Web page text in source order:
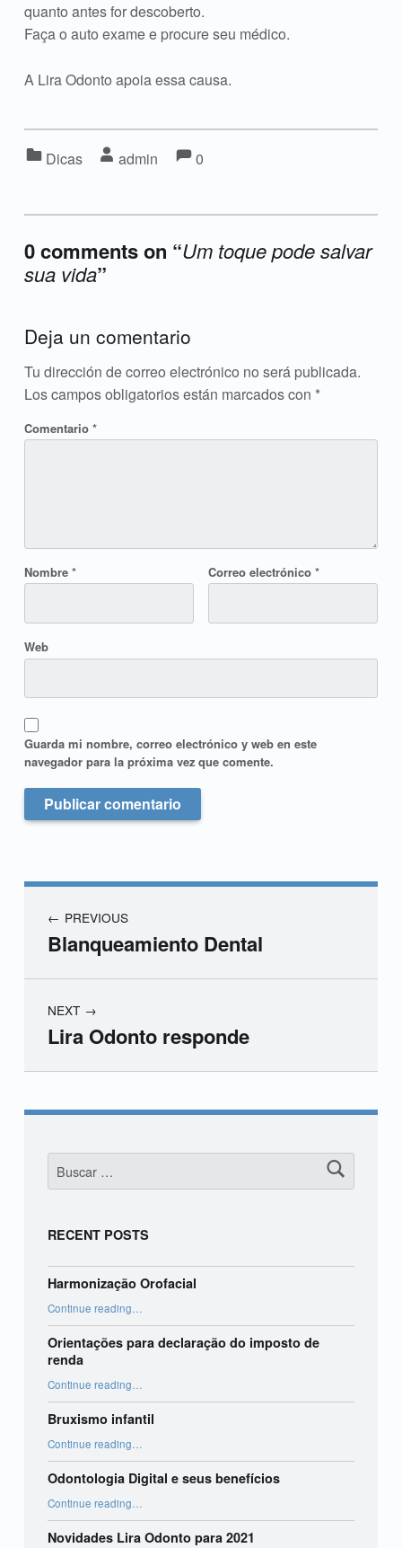
quanto antes for descoberto.
Faça o auto exame e procure seu médico.
A Lira Odonto apoia essa causa.
Dicas admin
Comments:
0
0 comments on “Um toque pode salvar
sua vida”
Deja un comentario
Tu dirección de correo electrónico no será publicada.
Los campos obligatorios están marcados con *
Comentario *
Nombre * Correo electrónico *
Web
Guarda mi nombre, correo electrónico y web en este
navegador para la próxima vez que comente.
PREVIOUS
Blanqueamiento Dental
NEXT
Lira Odonto responde
Skip back to main navigation
Buscar:
RECENT POSTS
Harmonização Orofacial
Continue reading …
Orientações para declaração do imposto de
renda
Continue reading“Orientações para declaração do imposto de renda”
…
Bruxismo infantil
Continue reading …
Odontologia Digital e seus benefícios
Continue reading …
Novidades Lira Odonto para 2021